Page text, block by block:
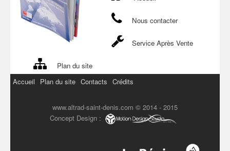
Nous contacter
Service Après Vente
Plan du site
Accueil
Plan du site Contacts Crédits
www.altrad-saint-denis.com © 2014 - 2015
Concept Design :